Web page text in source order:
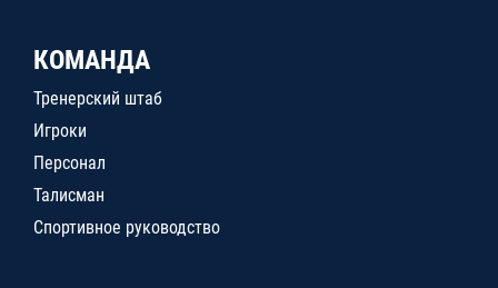
КОМАНДА
Тренерский штаб
Игроки
Персонал
Талисман
Спортивное руководство